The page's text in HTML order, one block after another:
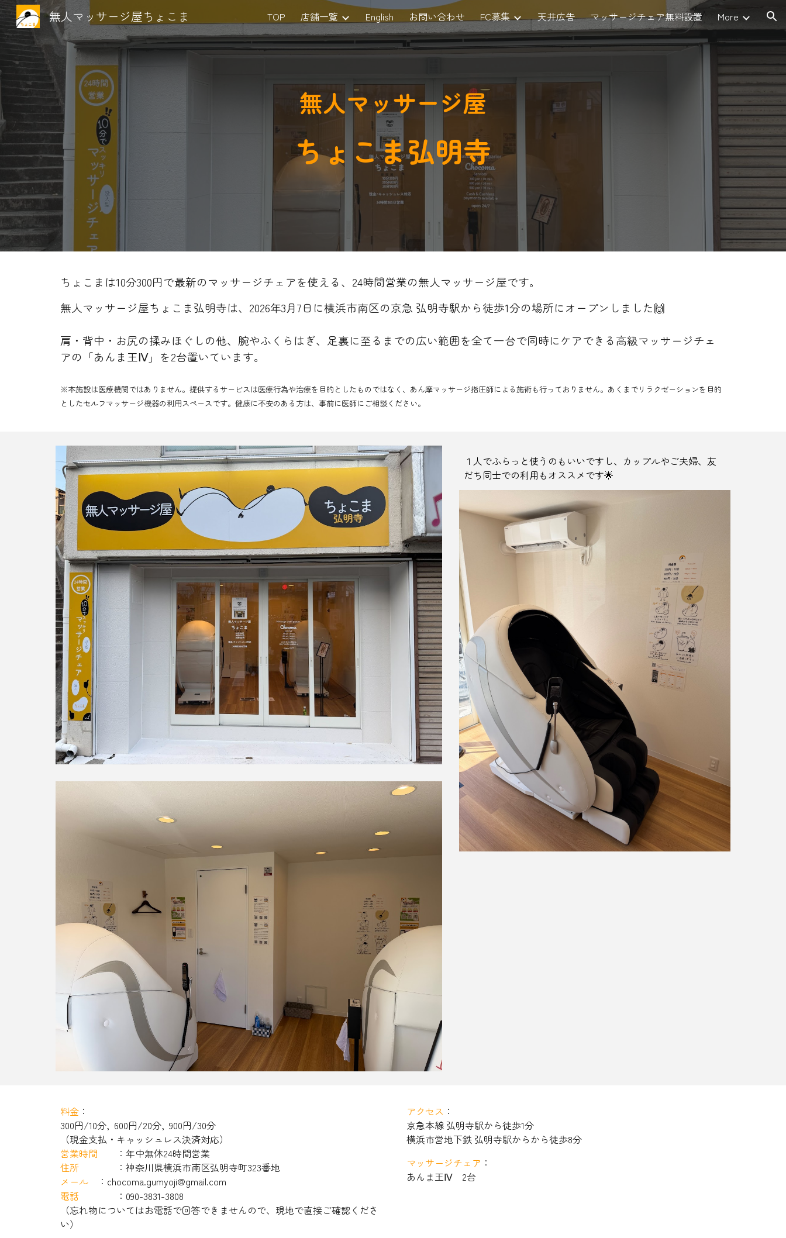
Skip to main content Skip to navigation
無人マッサージ屋ちょこま TOP 店舗一覧 English お問い合わせ FC募集 天井広告 マッサージチェア無料設置 More
無人マッサージ屋
ちょこま弘明寺
ちょこまは10分300円で最新のマッサージチェアを使える、24時間営業の無人マッサージ屋です。
無人マッサージ屋ちょこま弘明寺は、 2026年3月7日 に横浜市南区の京急 弘明寺駅から徒歩1分の場所にオープンしました🙌
肩・背中・お尻の揉みほぐしの他、腕やふくらはぎ、足裏に至るまでの広い範囲を全て一台で同時にケアできる高級マッサージチェ
アの「あんま王Ⅳ」を2台置いています。
※本施設は医療機関ではありません。提供するサービスは医療行為や治療を目的としたものではなく、あん摩マッサージ指圧師による施術も行っておりません。あくまでリラクゼーションを目的
としたセルフマッサージ機器の利用スペースです。健康に不安のある方は、事前に医師にご相談ください。
１人でふらっと使うのもいいですし、カップルやご夫婦、友
だち同士での利用もオススメです🌟
料金：
300円/10分, 600円/20分, 900円/30分
（現金支払・キャッシュレス決済対応）
営業時間
： 年中無休24時間営業
住所
：神奈川県横浜市南区弘明寺町323番地
メール
：chocoma.gumyoji@gmail.com
電話
：090-3831-3808
（忘れ物についてはお電話で回答できませんので、現地で直接ご確認くださ
い）
アクセス ：
京急本線弘明寺駅から徒歩1分
横浜市営地下鉄弘明寺駅からから徒歩8分
マッサージチェア ：
あんま王Ⅳ 2台